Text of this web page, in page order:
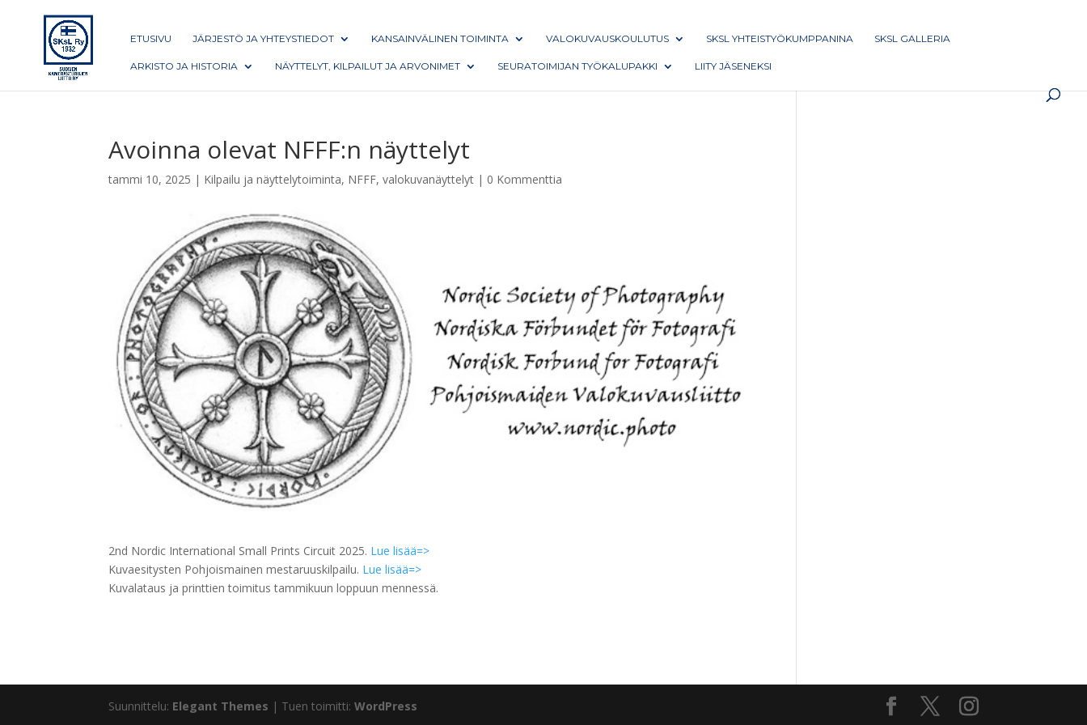
ETUSIVU JÄRJESTÖ JA YHTEYSTIEDOT KANSAINVÄLINEN TOIMINTA VALOKUVAUSKOULUTUS SKSL YHTEISTYÖKUMPPANINA SKSL GALLERIA
ARKISTO JA HISTORIA NÄYTTELYT, KILPAILUT JA ARVONIMET SEURATOIMIJAN TYÖKALUPAKKI LIITY JÄSENEKSI
Avoinna olevat NFFF:n näyttelyt
tammi 10, 2025 | Kilpailu ja näyttelytoiminta, NFFF,valokuvanäyttelyt | 0 Kommenttia
2nd Nordic International Small Prints Circuit 2025. Lue lisää=>
Kuvaesitysten Pohjoismainen mestaruuskilpailu. Lue lisää=>
Kuvalataus ja printtien toimitus tammikuun loppuun mennessä.
Suunnittelu: Elegant Themes | Tuen toimitti:WordPress